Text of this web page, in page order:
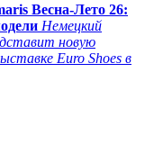
Весна-Лето 26:
Немецкий
новую
Euro Shoes в